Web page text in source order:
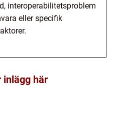
interoperabilitetsproblem
eller specifik
inlägg här